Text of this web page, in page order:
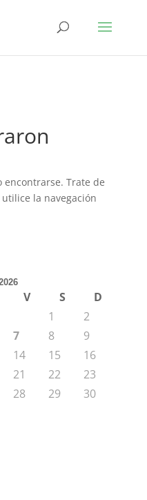
encontrarse. Trate de
la navegación
V S
D
1
2
7 8
9
14 15
16
21 22
23
28 29
30